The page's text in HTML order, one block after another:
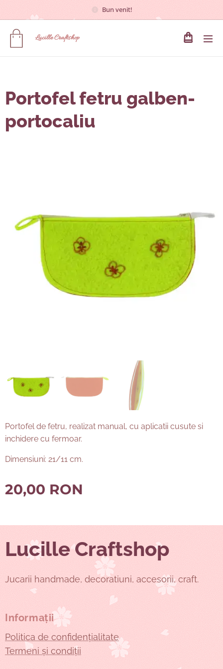
Bun venit!
LucilleCraftshop
Portofel fetru galben-
portocaliu
Portofel de fetru, realizat manual, cu aplicatii cusute si
inchidere cu fermoar.
Dimensiuni: 21/11 cm.
20,00 RON
Lucille Craftshop
Jucarii handmade, decoratiuni, accesorii, craft.
Informații
Politica de confidențialitate
Termeni și condiții